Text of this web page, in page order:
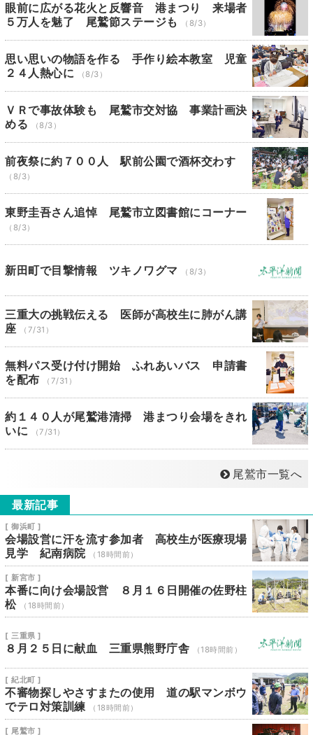
眼前に広がる花火と反響音 港まつり 来場者
５万人を魅了 尾鷲節ステージも
（8/3）
思い思いの物語を作る 手作り絵本教室 児童
２４人熱心に
（8/3）
ＶＲで事故体験も 尾鷲市交対協 事業計画決
める
（8/3）
前夜祭に約７００人 駅前公園で酒杯交わす
（8/3）
東野圭吾さん追悼 尾鷲市立図書館にコーナー
（8/3）
新田町で目撃情報 ツキノワグマ （8/3）
三重大の挑戦伝える 医師が高校生に肺がん講
座
（7/31）
無料パス受け付け開始 ふれあいバス 申請書
を配布
（7/31）
約１４０人が尾鷲港清掃 港まつり会場をきれ
いに
（7/31）
尾鷲市一覧へ
最新記事
[ 御浜町 ]
会場設営に汗を流す参加者 高校生が医療現場
見学 紀南病院
（18時間前）
[ 新宮市 ]
本番に向け会場設営 ８月１６日開催の佐野柱
松
（18時間前）
[ 三重県 ]
８月２５日に献血 三重県熊野庁舎 （18時間前）
[ 紀北町 ]
不審物探しやさすまたの使用 道の駅マンボウ
でテロ対策訓練
（18時間前）
[ 尾鷲市 ]